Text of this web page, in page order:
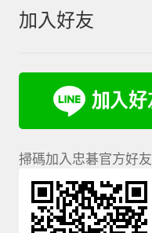
加入好友
掃碼加入忠碁官方好友